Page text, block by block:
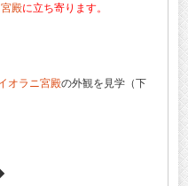
殿に立ち寄ります。
オラニ宮殿の外観を見学（下